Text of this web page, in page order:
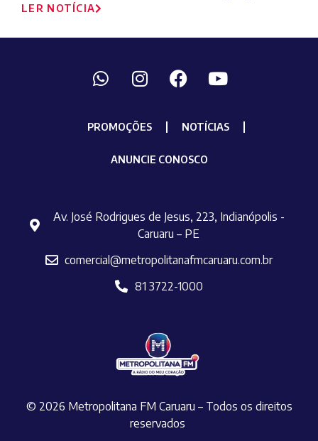
LER NOTÍCIA
PROMOÇÕES NOTÍCIAS
ANUNCIE CONOSCO
Av. José Rodrigues de Jesus, 223, Indianópolis -
Caruaru – PE
comercial@metropolitanafmcaruaru.com.br
81 3722-1000
© 2026 Metropolitana FM Caruaru – Todos os direitos
reservados